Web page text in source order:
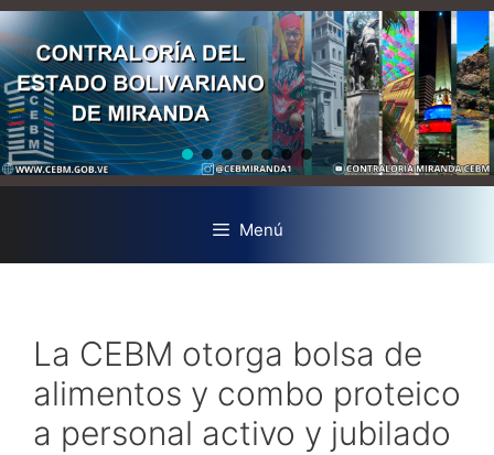
Menú
La CEBM otorga bolsa de
alimentos y combo proteico
a personal activo y jubilado